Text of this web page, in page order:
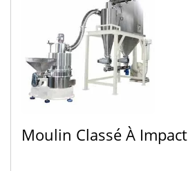
Moulin Classé À Impact